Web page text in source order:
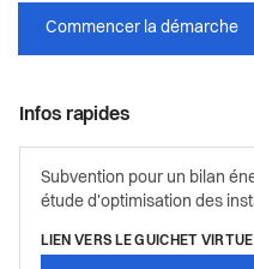
Commencer la démarche
Infos rapides
Subvention pour un bilan
étude d'optimisation des
LIEN VERS LE GUICHET